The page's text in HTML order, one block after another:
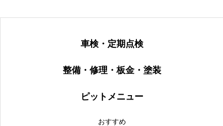
車検・定期点検
整備・修理・板金・塗装
ピットメニュー
おすすめ